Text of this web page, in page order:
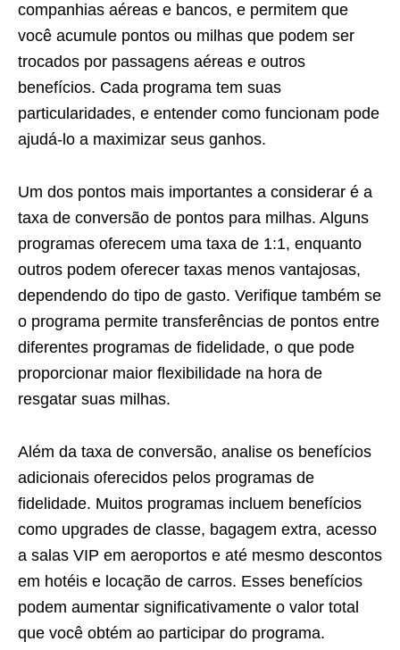
companhias aéreas e bancos, e permitem que
você acumule pontos ou milhas que podem ser
trocados por passagens aéreas e outros
benefícios. Cada programa tem suas
particularidades, e entender como funcionam pode
ajudá-lo a maximizar seus ganhos.
Um dos pontos mais importantes a considerar é a
taxa de conversão de pontos para milhas. Alguns
programas oferecem uma taxa de 1:1, enquanto
outros podem oferecer taxas menos vantajosas,
dependendo do tipo de gasto. Verifique também se
o programa permite transferências de pontos entre
diferentes programas de fidelidade, o que pode
proporcionar maior flexibilidade na hora de
resgatar suas milhas.
Além da taxa de conversão, analise os benefícios
adicionais oferecidos pelos programas de
fidelidade. Muitos programas incluem benefícios
como upgrades de classe, bagagem extra, acesso
a salas VIP em aeroportos e até mesmo descontos
em hotéis e locação de carros. Esses benefícios
podem aumentar significativamente o valor total
que você obtém ao participar do programa.